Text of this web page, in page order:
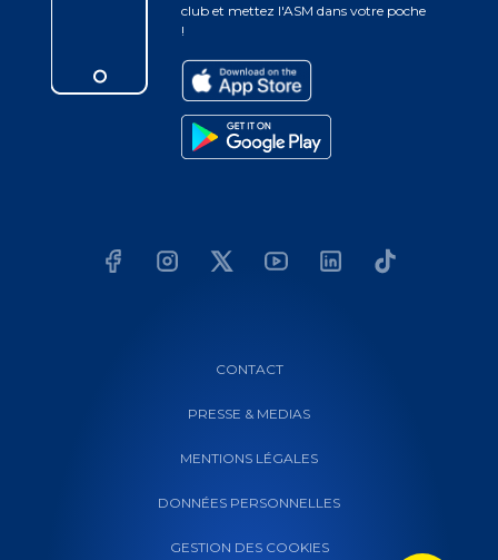
club et mettez l'ASM dans votre poche
!
CONTACT
PRESSE & MEDIAS
MENTIONS LÉGALES
DONNÉES PERSONNELLES
GESTION DES COOKIES